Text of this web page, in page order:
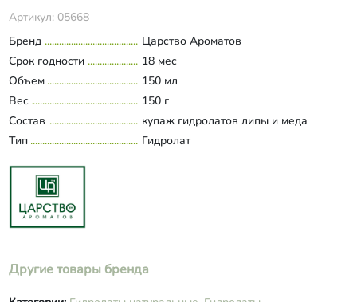
Артикул: 05668
Бренд
Царство Ароматов
Срок годности
18 мес
Объем
150 мл
Вес
150 г
Состав
купаж гидролатов липы и меда
Тип
Гидролат
Другие товары бренда